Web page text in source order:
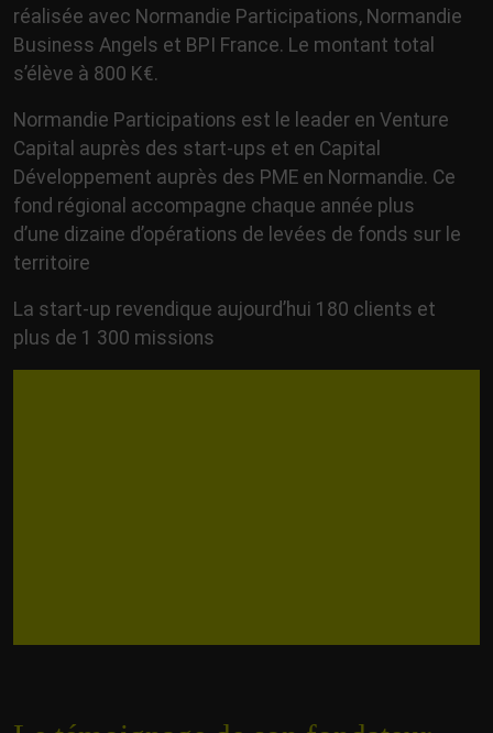
réalisée avec Normandie Participations, Normandie
Business Angels et BPI France. Le montant total
s’élève à 800 K€.
Normandie Participations est le leader en Venture
Capital auprès des start-ups et en Capital
Développement auprès des PME en Normandie. Ce
fond régional accompagne chaque année plus
d’une dizaine d’opérations de levées de fonds sur le
territoire
La start-up revendique aujourd’hui 180 clients et
plus de 1 300 missions